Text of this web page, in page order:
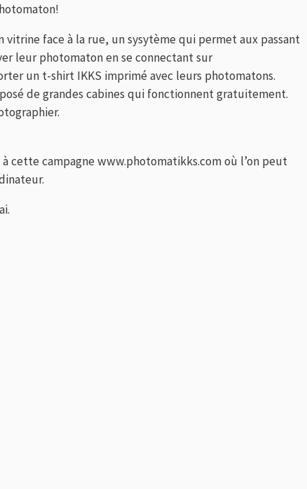
vitrine face à la rue, un sysytème qui permet aux passant
leur photomaton en se connectant sur
un t-shirt IKKS imprimé avec leurs photomatons.
de grandes cabines qui fonctionnent gratuitement.
cette campagnewww.photomatikks.comoù l’on peut